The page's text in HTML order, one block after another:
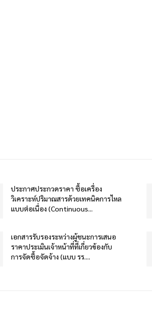
ประกาศประกวดราคา ซื้อเครื่อง
วิเคราะห์ปริมาณสารด้วยเทคนิคการไหล
แบบต่อเนื่อง (Continuous...
เอกสารรับรองระหว่างผู้ชนะการเสนอ
ราคาประเมินเจ้าหน้าที่ที่เกี่ยวข้องกับ
การจัดซื้อจัดจ้าง (แบบ รร....